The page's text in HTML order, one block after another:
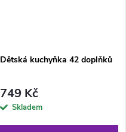
Dětská kuchyňka 42 doplňků
749 Kč
Skladem